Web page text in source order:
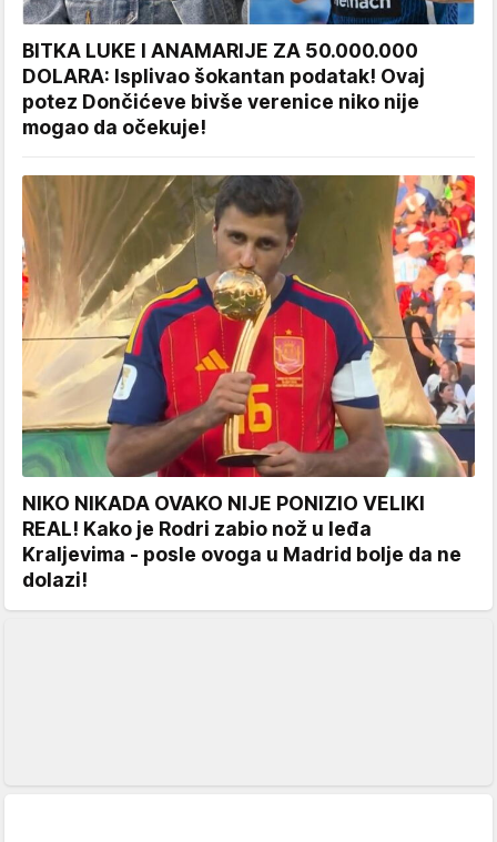
BITKA LUKE I ANAMARIJE ZA 50.000.000
DOLARA: Isplivao šokantan podatak! Ovaj
potez Dončićeve bivše verenice niko nije
mogao da očekuje!
NIKO NIKADA OVAKO NIJE PONIZIO VELIKI
REAL! Kako je Rodri zabio nož u leđa
Kraljevima - posle ovoga u Madrid bolje da ne
dolazi!